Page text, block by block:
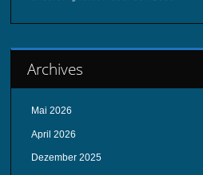
Archives
Mai 2026
April 2026
Dezember 2025